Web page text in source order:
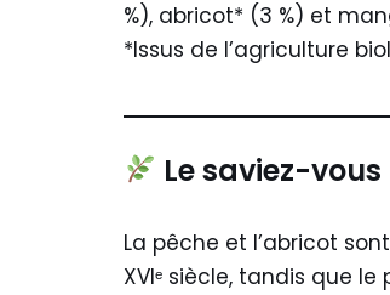
%), abricot* (3 %) et
*Issus de l’agriculture
Le saviez-vous
La pêche et l’abricot
XVIᵉ siècle, tandis que